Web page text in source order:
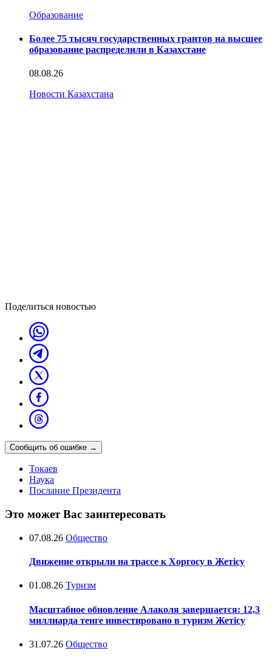
Образование
Более 75 тысяч государственных грантов на высшее
образование распределили в Казахстане
08.08.26
Новости Казахстана
Поделиться новостью
Сообщить об ошибке →
Токаев
Наука
Послание Президента
Это может Вас заинтересовать
07.08.26 Общество
Движение открыли на трассе к Хоргосу в Жетісу
01.08.26 Туризм
Масштабное обновление Алаколя завершается: 12,3
миллиарда тенге инвестировано в туризм Жетісу
31.07.26 Общество